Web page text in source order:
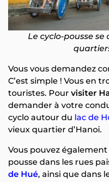
Le cyclo-pousse
Vous vous demandez
C’est simple ! Vous en
touristes. Pour visiter
demander à votre
cyclo autour du lac de
vieux quartier d’Hanoi.
Vous pouvez
pousse dans les rues
de Hué, ainsi que dans